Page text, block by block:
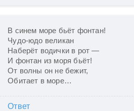
В синем море бьёт фонтан!
Чудо-юдо великан
Наберёт водички в рот —
И фонтан из моря бьёт!
От волны он не бежит,
Обитает в море…
Ответ